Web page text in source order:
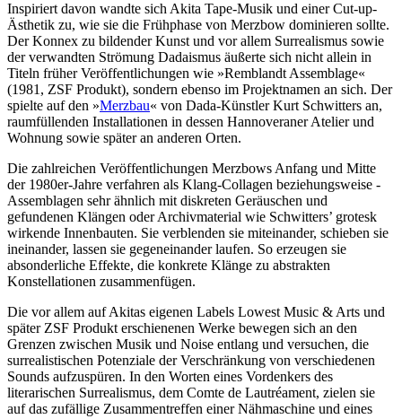
Inspiriert davon wandte sich Akita Tape-Musik und einer Cut-up-
Ästhetik zu, wie sie die Frühphase von Merzbow dominieren sollte.
Der Konnex zu bildender Kunst und vor allem Surrealismus sowie
der verwandten Strömung Dadaismus äußerte sich nicht allein in
Titeln früher Veröffentlichungen wie »Remblandt Assemblage«
(1981, ZSF Produkt), sondern ebenso im Projektnamen an sich. Der
spielte auf den »Merzbau« von Dada-Künstler Kurt Schwitters an,
raumfüllenden Installationen in dessen Hannoveraner Atelier und
Wohnung sowie später an anderen Orten.
Die zahlreichen Veröffentlichungen Merzbows Anfang und Mitte
der 1980er-Jahre verfahren als Klang-Collagen beziehungsweise -
Assemblagen sehr ähnlich mit diskreten Geräuschen und
gefundenen Klängen oder Archivmaterial wie Schwitters’ grotesk
wirkende Innenbauten. Sie verblenden sie miteinander, schieben sie
ineinander, lassen sie gegeneinander laufen. So erzeugen sie
absonderliche Effekte, die konkrete Klänge zu abstrakten
Konstellationen zusammenfügen.
Die vor allem auf Akitas eigenen Labels Lowest Music & Arts und
später ZSF Produkt erschienenen Werke bewegen sich an den
Grenzen zwischen Musik und Noise entlang und versuchen, die
surrealistischen Potenziale der Verschränkung von verschiedenen
Sounds aufzuspüren. In den Worten eines Vordenkers des
literarischen Surrealismus, dem Comte de Lautréament, zielen sie
auf das zufällige Zusammentreffen einer Nähmaschine und eines